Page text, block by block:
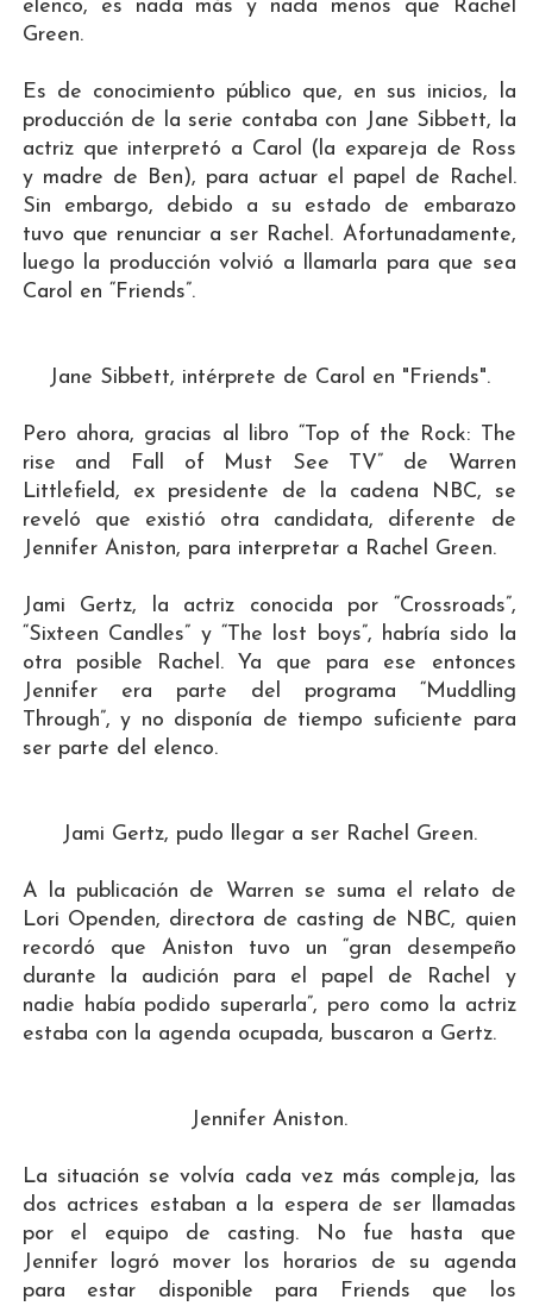
elenco, es nada más y nada menos que Rachel
Green.
Es de conocimiento público que, en sus inicios, la
producción de la serie contaba con Jane Sibbett, la
actriz que interpretó a Carol (la expareja de Ross
y madre de Ben), para actuar el papel de Rachel.
Sin embargo, debido a su estado de embarazo
tuvo que renunciar a ser Rachel. Afortunadamente,
luego la producción volvió a llamarla para que sea
Carol en “Friends”.
Jane Sibbett, intérprete de Carol en "Friends".
Pero ahora, gracias al libro “Top of the Rock: The
rise and Fall of Must See TV” de Warren
Littlefield, ex presidente de la cadena NBC, se
reveló que existió otra candidata, diferente de
Jennifer Aniston, para interpretar a Rachel Green.
Jami Gertz, la actriz conocida por “Crossroads”,
“Sixteen Candles” y “The lost boys”, habría sido la
otra posible Rachel. Ya que para ese entonces
Jennifer era parte del programa “Muddling
Through”, y no disponía de tiempo suficiente para
ser parte del elenco.
Jami Gertz, pudo llegar a ser Rachel Green.
A la publicación de Warren se suma el relato de
Lori Openden, directora de casting de NBC, quien
recordó que Aniston tuvo un “gran desempeño
durante la audición para el papel de Rachel y
nadie había podido superarla”, pero como la actriz
estaba con la agenda ocupada, buscaron a Gertz.
Jennifer Aniston.
La situación se volvía cada vez más compleja, las
dos actrices estaban a la espera de ser llamadas
por el equipo de casting. No fue hasta que
Jennifer logró mover los horarios de su agenda
para estar disponible para Friends que los